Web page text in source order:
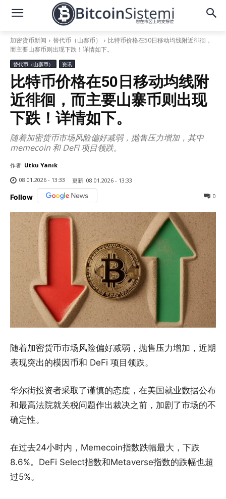
加密货币新闻 替代币（山寨币）
比特币价格在50日移动均线附近徘徊，
而主要山寨币则出现下跌！详情如下。
替代币（山寨币） 资讯
比特币价格在50日移动均线附
近徘徊，而主要山寨币则出现
下跌！详情如下。
随着加密货币市场风险偏好减弱，抛售压力增加，其中
memecoin 和 DeFi 项目领跌。
作者: Utku Yanık
08.01.2026 - 13:33
更新: 08.01.2026 - 13:33
Follow 0
随着加密货币市场风险偏好减弱，抛售压力增加，近期
表现突出的模因币和 DeFi 项目领跌。
华尔街投资者采取了谨慎的态度，在美国就业数据公布
和最高法院就关税问题作出裁决之前，加剧了市场的不
确定性。
在过去24小时内，Memecoin指数跌幅最大，下跌
8.6%。DeFi Select指数和Metaverse指数的跌幅也超
过5%。